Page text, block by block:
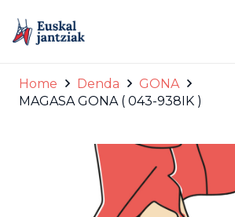
Home Denda
GONA
MAGASA GONA ( 043-938IK )